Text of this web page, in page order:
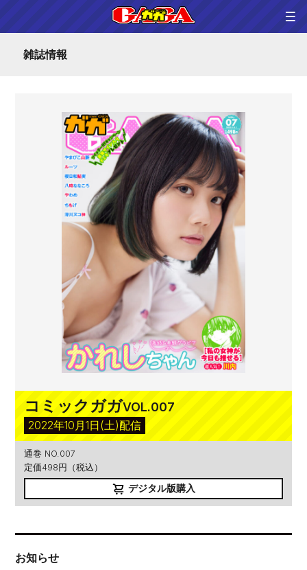
雑誌情報
連載一覧
コミックス
グラビア
作家さんへのプレゼント品
問い合わせ
雑誌情報
コミックガガVOL.007
2022年10月1日(土)配信
通巻 NO.007
定価498円（税込）
デジタル版購入
お知らせ